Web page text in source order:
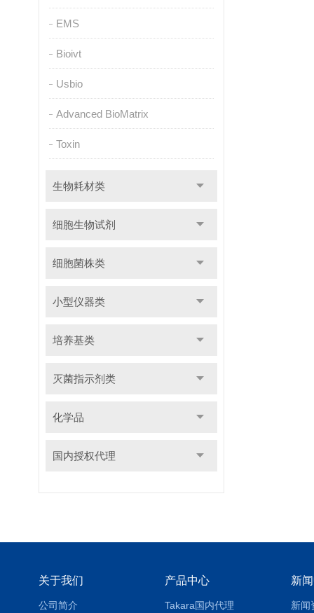
EMS
Bioivt
Usbio
Advanced BioMatrix
Toxin
生物耗材类
细胞生物试剂
细胞菌株类
小型仪器类
培养基类
灭菌指示剂类
化学品
国内授权代理
关于我们
公司简介
产品中心
Takara国内代理
新
新闻